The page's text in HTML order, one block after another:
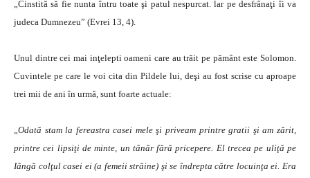
„Cinstită să fie nunta întru toate şi patul nespurcat. lar pe desfrânaţi îi va
judeca Dumnezeu” (Evrei 13, 4).
Unul dintre cei mai inţelepti oameni care au trăit pe pământ este Solomon.
Cuvintele pe care le voi cita din Pildele lui, deşi au fost scrise cu aproape
trei mii de ani în urmă, sunt foarte actuale:
„Odată stam la fereastra casei mele şi priveam printre gratii şi am zărit,
printre cei lipsiţi de minte, un tânăr fără pricepere. El trecea pe uliţă pe
Iângă colţul casei ei (a femeii străine) şi se îndrepta către locuinţa ei. Era